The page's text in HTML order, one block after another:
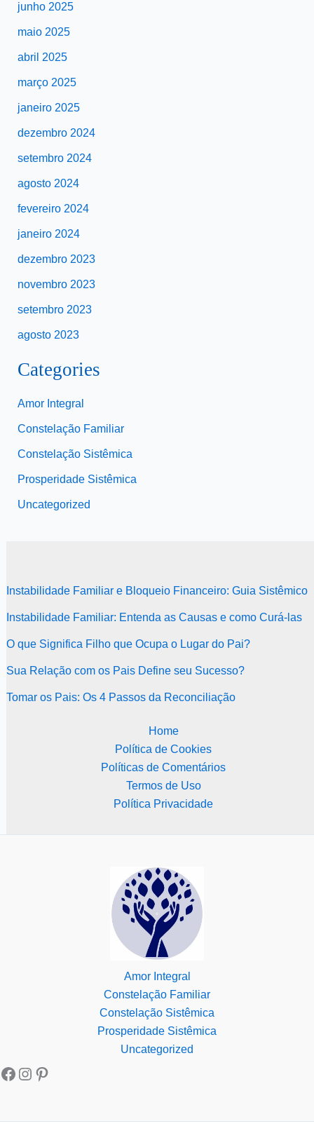
junho 2025
maio 2025
abril 2025
março 2025
janeiro 2025
dezembro 2024
setembro 2024
agosto 2024
fevereiro 2024
janeiro 2024
dezembro 2023
novembro 2023
setembro 2023
agosto 2023
Categories
Amor Integral
Constelação Familiar
Constelação Sistêmica
Prosperidade Sistêmica
Uncategorized
Instabilidade Familiar e Bloqueio Financeiro: Guia Sistêmico
Instabilidade Familiar: Entenda as Causas e como Curá-las
O que Significa Filho que Ocupa o Lugar do Pai?
Sua Relação com os Pais Define seu Sucesso?
Tomar os Pais: Os 4 Passos da Reconciliação
Home
Política de Cookies
Políticas de Comentários
Termos de Uso
Política Privacidade
Amor Integral
Constelação Familiar
Constelação Sistêmica
Prosperidade Sistêmica
Uncategorized